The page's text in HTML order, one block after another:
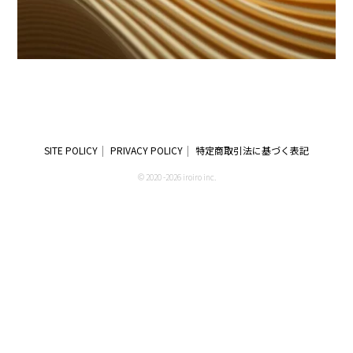
SITE POLICY PRIVACY POLICY 特定商取引法に基づく表記
© 2020 -2026 iroiro inc.